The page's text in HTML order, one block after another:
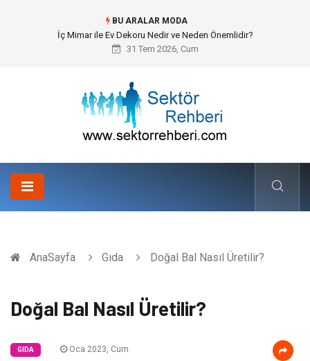
BU ARALAR MODA
Kuveyt Nakliye Süreçlerinde Stratejik Planlama ve Operasyonel Güven
31 Tem 2026, Cum
AnaSayfa Gıda Doğal Bal Nasıl Üretilir?
Doğal Bal Nasıl Üretilir?
GIDA Oca 2023, Cum